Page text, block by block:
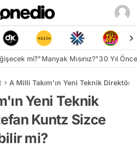
mi?"Manyak Mısınız?"30 Yıl
A Milli Takım'ın Yeni Teknik
Yeni Teknik
Kuntz Sizce
mi?